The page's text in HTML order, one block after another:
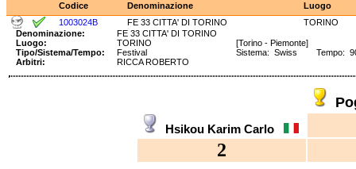
Codice Denominazione
Luogo
1003024B
FE 33 CITTA' DI TORINO
TORINO
Denominazione:
FE 33 CITTA' DI TORINO
Luogo:
TORINO
[Torino - Piemonte]
Tipo/Sistema/Tempo:
Festival
Sistema: Swiss Tempo:
Arbitri:
RICCA ROBERTO
Hsikou Karim Carlo
2